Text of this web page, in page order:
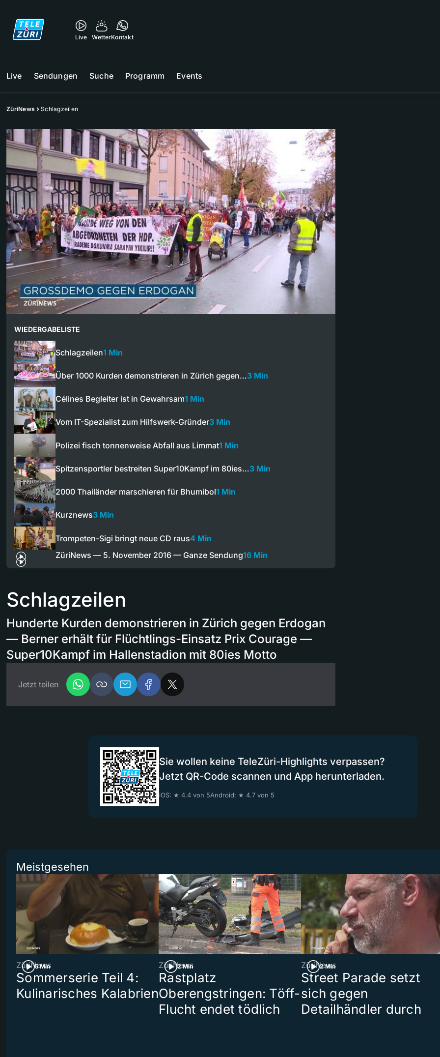
Live WetterKontakt
Live Sendungen Suche Programm Events
ZüriNews Schlagzeilen
WIEDERGABELISTE
Schlagzeilen1 Min
Über 1000 Kurden demonstrieren in Zürich gegen…3 Min
Célines Begleiter ist in Gewahrsam1 Min
Vom IT-Spezialist zum Hilfswerk-Gründer3 Min
Polizei fisch tonnenweise Abfall aus Limmat1 Min
Spitzensportler bestreiten Super10Kampf im 80ies…3 Min
2000 Thailänder marschieren für Bhumibol1 Min
Kurznews3 Min
Trompeten-Sigi bringt neue CD raus4 Min
ZüriNews — 5. November 2016 — Ganze Sendung16 Min
Schlagzeilen
Hunderte Kurden demonstrieren in Zürich gegen Erdogan
— Berner erhält für Flüchtlings-Einsatz Prix Courage —
Super10Kampf im Hallenstadion mit 80ies Motto
Jetzt teilen
Sie wollen keine TeleZüri-Highlights verpassen?
Jetzt QR-Code scannen und App herunterladen.
iOS: ★ 4.4 von 5Android: ★ 4.7 von 5
Meistgesehen
5 Min
ZüriNews
Sommerserie Teil 4:
Kulinarisches Kalabrien
2 Min
ZüriNews
Rastplatz
Oberengstringen: Töff-
Flucht endet tödlich
2 Min
ZüriNews
Street Parade setzt
sich gegen
Detailhändler durch